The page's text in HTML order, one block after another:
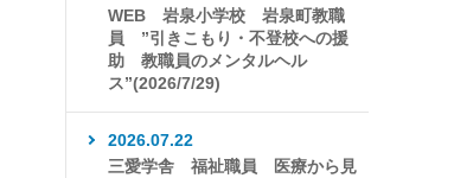
WEB 岩泉小学校 岩泉町教職
員 ”引きこもり・不登校への援
助 教職員のメンタルヘル
ス”(2026/7/29)
2026.07.22
三愛学舎 福祉職員 医療から見